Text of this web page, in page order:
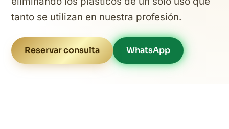
tanto se utilizan en nuestra profesión.
Reservar consulta WhatsApp